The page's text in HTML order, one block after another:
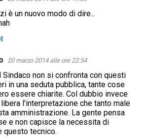
è un nuovo modo di dire...
20 marzo 2014 alle ore 22:54
Sindaco non si confronta con questi
in una seduta pubblica, tante cose
essere chiarite. Col dubbio invece
l'interpretazione che tanto male
amministrazione. La gente pensa
e non capisce la necessita di
questo tecnico.